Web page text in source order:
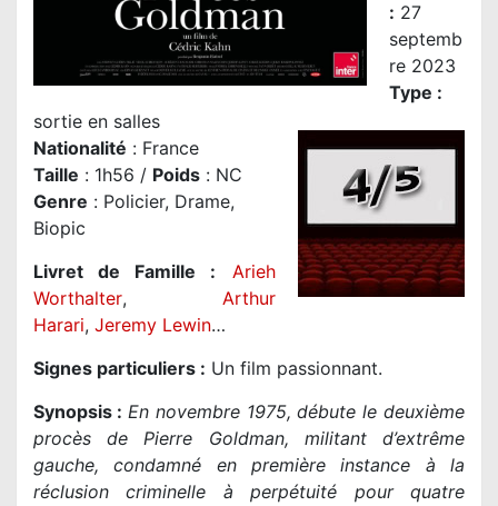
: 27
septemb
re 2023
Type :
sortie en salles
Nationalité : France
Taille : 1h56 / Poids : NC
Genre : Policier, Drame,
Biopic
Livret de Famille :
Arieh
Worthalter, Arthur
Harari, Jeremy Lewin…
Signes particuliers : Un film passionnant.
Synopsis : En novembre 1975, débute le deuxième
procès de Pierre Goldman, militant d’extrême
gauche, condamné en première instance à la
réclusion criminelle à perpétuité pour quatre